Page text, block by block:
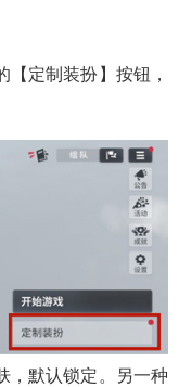
定制装扮】按钮，
，默认锁定。另一种